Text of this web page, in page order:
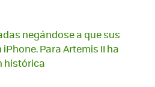
negándose a que sus
Para Artemis II ha
histórica